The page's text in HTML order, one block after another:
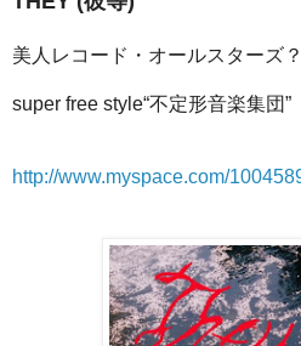
美人レコード・オールスターズ？
super free style“不定形音楽集団”
http://www.myspace.com/